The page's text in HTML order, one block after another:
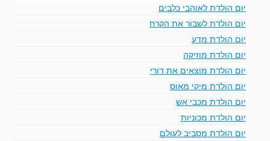
יום הולדת לאוהבי כלבים
יום הולדת לשבור את הקרח
יום הולדת מדע
יום הולדת מוזיקה
יום הולדת מוצאים את דורי
יום הולדת מיקי מאוס
יום הולדת מכבי אש
יום הולדת מכוניות
יום הולדת מסביב לעולם